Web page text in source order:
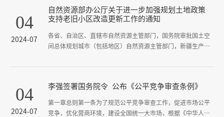
04
2024-07
自然资源部办公厅关于进一步加强规划土地政策
支持老旧小区改造更新工作的通知
各省、自治区、直辖市自然资源主管部门，国务院审批国土空
间总体规划城市（包括地区）自然资源主管部门，新疆生产建
持，配合做好老旧小区改造工作，现就有关事项通知如下。
一、深化资源资产调查评估，为科学规划奠定基础。纳入老旧
小区改造拆除重建范围的，应...
04
2024-07
李强签署国务院令 公布《公平竞争审查条例》
第一章总则第一条为了规范公平竞争审查工作，促进市场公平
竞争，优化营商环境，建设全国统一大市场，根据《中华人民